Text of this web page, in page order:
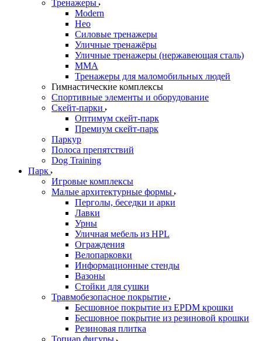
Тренажеры
Modern
Нео
Силовые тренажеры
Уличные тренажёры
Уличные тренажеры (нержавеющая сталь)
ММА
Тренажеры для маломобильных людей
Гимнастические комплексы
Спортивные элементы и оборудование
Скейт-парки
Оптимум скейт-парк
Премиум скейт-парк
Паркур
Полоса препятствий
Dog Training
Парк
Игровые комплексы
Малые архитектурные формы
Перголы, беседки и арки
Лавки
Урны
Уличная мебель из HPL
Ограждения
Велопарковки
Информационные стенды
Вазоны
Стойки для сушки
Травмобезопасное покрытие
Бесшовное покрытие из EPDM крошки
Бесшовное покрытие из резиновой крошки
Резиновая плитка
Топиар фигуры